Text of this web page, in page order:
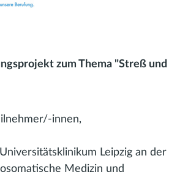
zum Thema "Streß und
innen,
Leipzig an der
Medizin und